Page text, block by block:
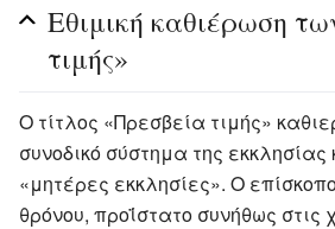
Εθιμική καθιέρωση
τιμής»
Ο τίτλος «Πρεσβεία τιμής»
συνοδικό σύστημα της
«μητέρες εκκλησίες». Ο
θρόνου, προΐστατο συνήθως στις